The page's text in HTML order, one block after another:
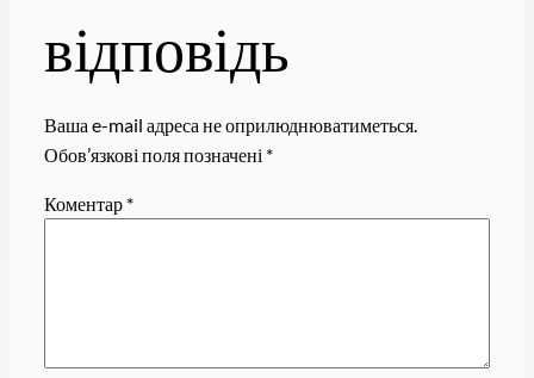
відповідь
Ваша e-mail адреса не оприлюднюватиметься.
Обов’язкові поля позначені *
Коментар *